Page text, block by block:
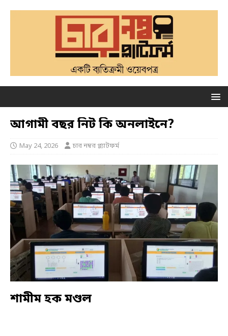
আগামী বছর নিট কি অনলাইনে?
May 24, 2026 চার নম্বর প্ল্যাটফর্ম
শামীম হক মণ্ডল